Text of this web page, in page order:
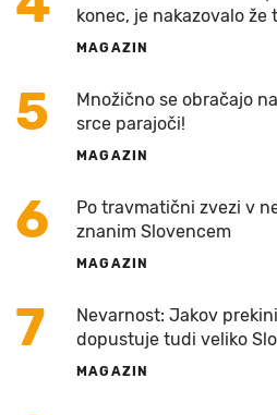
konec, je nakazovalo že
MAGAZIN
5
Množično se obračajo
srce parajoči!
MAGAZIN
6
Po travmatični zvezi v
znanim Slovencem
MAGAZIN
7
Nevarnost: Jakov
dopustuje tudi veliko
MAGAZIN